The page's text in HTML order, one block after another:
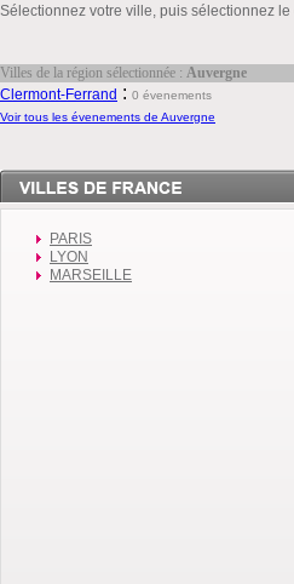
Sélectionnez votre ville, puis sélectionnez
Villes de la région sélectionnée : Auvergne
Clermont-Ferrand : 0 évenements
Voir tous les évenements de Auvergne
PARIS
LYON
MARSEILLE